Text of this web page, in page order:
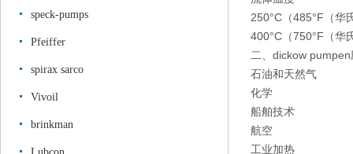
speck-pumps
Pfeiffer
spirax sarco
Vivoil
brinkman
250°C（485°F（华
400°C（750°F（华
二、dickow
石油和天然气
化学
船舶技术
航空
工业加热